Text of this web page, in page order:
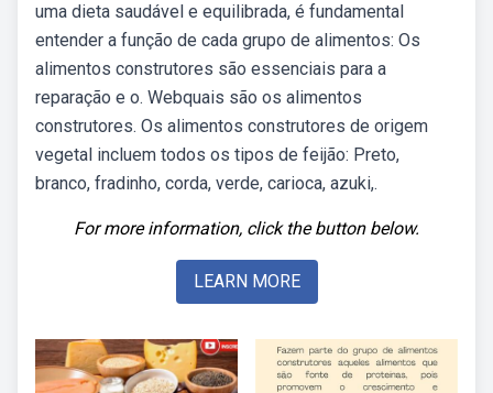
uma dieta saudável e equilibrada, é fundamental
entender a função de cada grupo de alimentos: Os
alimentos construtores são essenciais para a
reparação e o. Webquais são os alimentos
construtores. Os alimentos construtores de origem
vegetal incluem todos os tipos de feijão: Preto,
branco, fradinho, corda, verde, carioca, azuki,.
For more information, click the button below.
LEARN MORE